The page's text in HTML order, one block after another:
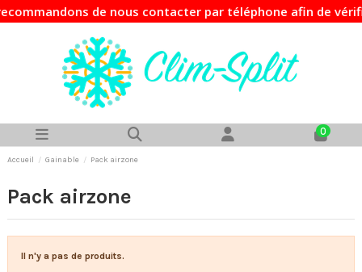
de nous contacter par téléphone afin de
0
Accueil Gainable Pack airzone
Pack airzone
Il n'y a pas de produits.